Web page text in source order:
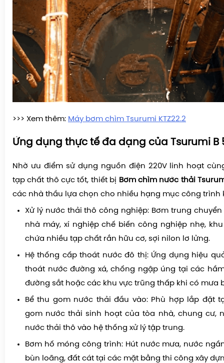
>>> Xem thêm: Máy bơm chìm Tsurumi KTZ22.2
Ứng dụng thực tế đa dạng của Tsurumi B
Nhờ ưu điểm sử dụng nguồn điện 220V linh hoạt
tạp chất thô cực tốt, thiết bị Bơm chìm nước thải
các nhà thầu lựa chọn cho nhiều hạng mục công trình
Xử lý nước thải thô công nghiệp: Bơm trung
nhà máy, xí nghiệp chế biến công nghiệp nhẹ,
chứa nhiều tạp chất rắn hữu cơ, sợi nilon lơ lửng.
Hệ thống cấp thoát nước đô thị: Ứng dụng hiệu
thoát nước đường xá, chống ngập úng tại các
đường sắt hoặc các khu vực trũng thấp khi có mưa
Bể thu gom nước thải đầu vào: Phù hợp lắp đặt
gom nước thải sinh hoạt của tòa nhà, chung cư,
nước thải thô vào hệ thống xử lý tập trung.
Bơm hố móng công trình: Hút nước mưa, nước
bùn loãng, đất cát tại các mặt bằng thi công xây